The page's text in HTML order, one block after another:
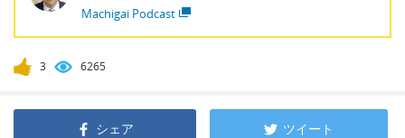
Machigai Podcast
3 6265
シェア ツイート